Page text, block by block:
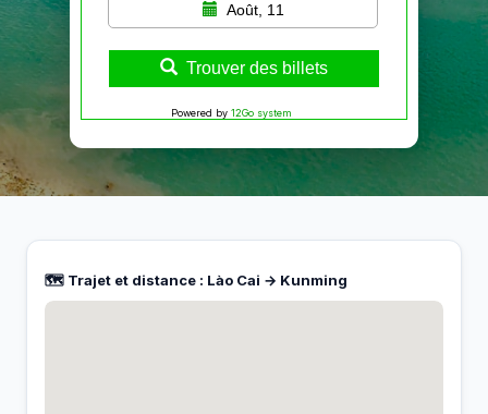
Août, 11
Trouver des billets
Powered by 12Go system
🗺️ Trajet et distance : Lào Cai → Kunming